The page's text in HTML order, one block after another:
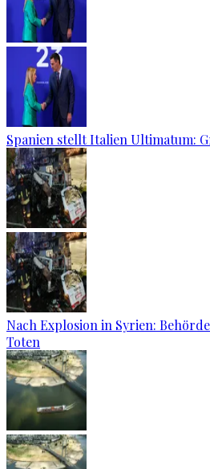
Spanien stellt Italien Ultimatum:
Nach Explosion in Syrien:
Toten